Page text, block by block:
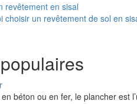
revêtement en sisal
choisir un revêtement de sol en
en béton ou en fer, le plancher est